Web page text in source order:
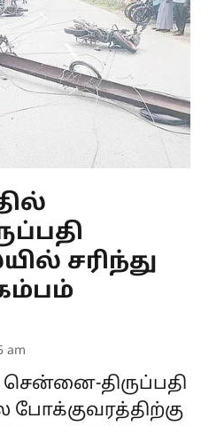
சரிந்து
am
சென்னை-திருப்பதி
போக்குவரத்திற்கு